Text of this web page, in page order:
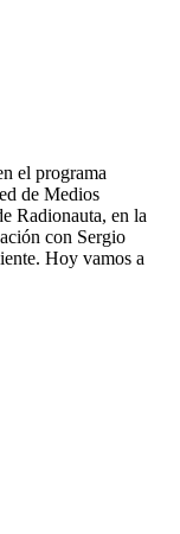
el programa
de Medios
Radionauta, en la
con Sergio
Hoy vamos a